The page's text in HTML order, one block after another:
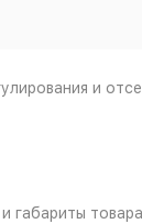
и
габариты